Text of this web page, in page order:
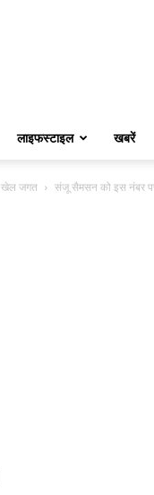
लाइफस्टाइल खबरें
खेल जगत संजू सैमसन को इस नंबर